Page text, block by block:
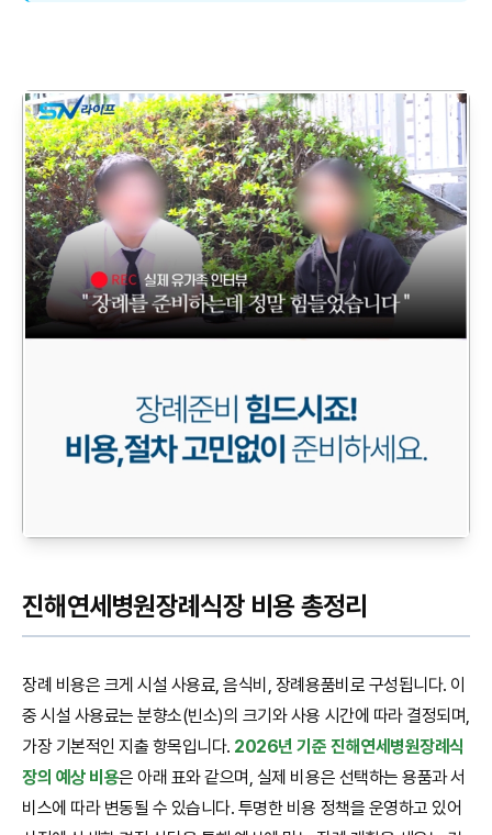
진해연세병원장례식장 비용 총정리
장례 비용은 크게 시설 사용료, 음식비, 장례용품비로 구성됩니다. 이
중 시설 사용료는 분향소(빈소)의 크기와 사용 시간에 따라 결정되며,
가장 기본적인 지출 항목입니다. 2026년 기준 진해연세병원장례식
장의 예상 비용은 아래 표와 같으며, 실제 비용은 선택하는 용품과 서
비스에 따라 변동될 수 있습니다. 투명한 비용 정책을 운영하고 있어